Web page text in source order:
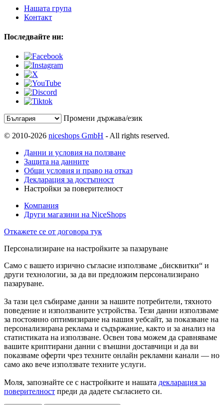
Нашата група
Контакт
Последвайте ни:
Промени държава/език
© 2010-2026 niceshops GmbH - All rights reserved.
Данни и условия на ползване
Защита на данните
Общи условия и право на отказ
Декларация за достъпност
Настройки за поверителност
Компания
Други магазини на NiceShops
Откажете се от договора тук
Персонализиране на настройките за пазаруване
Само с вашето изрично съгласие използваме „бисквитки“ и
други технологии, за да ви предложим персонализирано
пазаруване.
За тази цел събираме данни за нашите потребители, тяхното
поведение и използваните устройства. Тези данни използваме
за постоянно оптимизиране на нашия уебсайт, за показване на
персонализирана реклама и съдържание, както и за анализ на
статистиката на използване. Освен това можем да сравняваме
вашите криптирани данни с външни доставчици и да ви
показваме оферти чрез техните онлайн рекламни канали — но
само ако вече използвате техните услуги.
Моля, запознайте се с настройките и нашата декларация за
поверителност преди да дадете съгласието си.